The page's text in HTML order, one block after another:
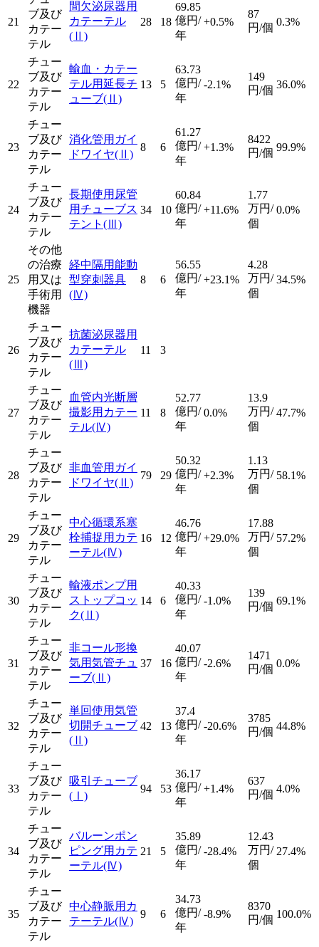
21
ブ及び
カテー
テル
間欠泌尿器用
カテーテル
(Ⅱ)
28 18
69.85
億円/
年
+0.5%
87
円/個 0.3%
22
チュー
ブ及び
カテー
テル
輸血・カテー
テル用延長チ
ューブ(Ⅱ)
13 5
63.73
億円/
年
-2.1%
149
円/個 36.0%
23
チュー
ブ及び
カテー
テル
消化管用ガイ
ドワイヤ(Ⅱ)
8 6
61.27
億円/
年
+1.3%
8422
円/個 99.9%
24
チュー
ブ及び
カテー
テル
長期使用尿管
用チューブス
テント (Ⅲ)
34 10
60.84
億円/
年
+11.6%
1.77
万円/
個
0.0%
25
その他
の治療
用又は
手術用
機器
経中隔用能動
型穿刺器具
(Ⅳ)
8 6
56.55
億円/
年
+23.1%
4.28
万円/
個
34.5%
26
チュー
ブ及び
カテー
テル
抗菌泌尿器用
カテーテル
(Ⅲ)
11 3
27
チュー
ブ及び
カテー
テル
血管内光断層
撮影用カテー
テル(Ⅳ)
11 8
52.77
億円/
年
0.0%
13.9
万円/
個
47.7%
28
チュー
ブ及び
カテー
テル
非血管用ガイ
ドワイヤ(Ⅱ)
79 29
50.32
億円/
年
+2.3%
1.13
万円/
個
58.1%
29
チュー
ブ及び
カテー
テル
中心循環系塞
栓捕捉用カテ
ーテル(Ⅳ)
16 12
46.76
億円/
年
+29.0%
17.88
万円/
個
57.2%
30
チュー
ブ及び
カテー
テル
輸液ポンプ用
ストップコッ
ク(Ⅱ)
14 6
40.33
億円/
年
-1.0%
139
円/個 69.1%
31
チュー
ブ及び
カテー
テル
非コール形換
気用気管チュ
ーブ(Ⅱ)
37 16
40.07
億円/
年
-2.6%
1471
円/個 0.0%
32
チュー
ブ及び
カテー
テル
単回使用気管
切開チューブ
(Ⅱ)
42 13
37.4
億円/
年
-20.6%
3785
円/個 44.8%
33
チュー
ブ及び
カテー
テル
吸引チューブ
(Ⅰ)
94 53
36.17
億円/
年
+1.4%
637
円/個 4.0%
34
チュー
ブ及び
カテー
テル
バルーンポン
ピング用カテ
ーテル(Ⅳ)
21 5
35.89
億円/
年
-28.4%
12.43
万円/
個
27.4%
35
チュー
ブ及び
カテー
テル
中心静脈用カ
テーテル(Ⅳ)
9 6
34.73
億円/
年
-8.9%
8370
円/個 100.0%